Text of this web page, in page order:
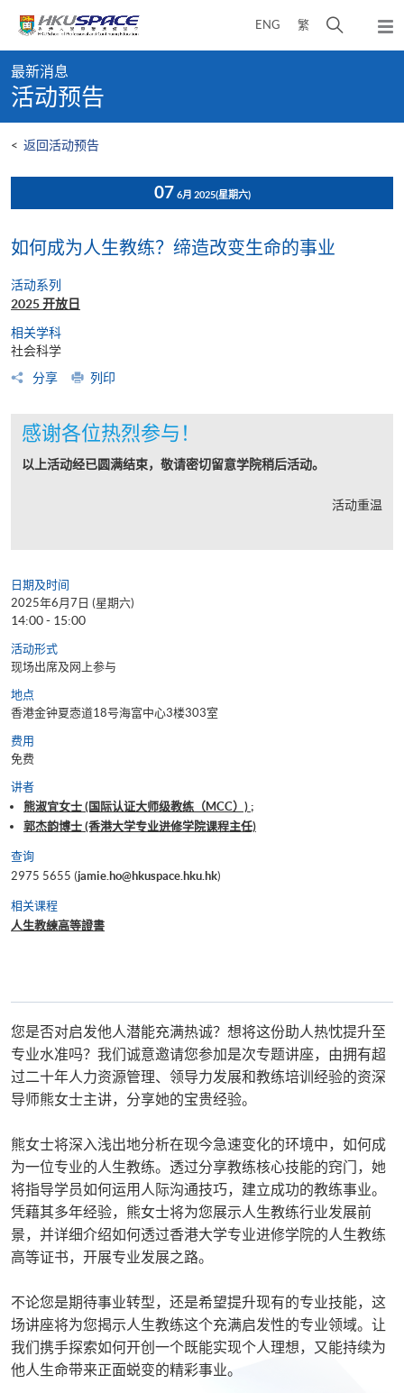
content
ENG 繁
开
弹
出
content
start
最新消息
活动预告
< 返回活动预告
07 6月 2025(星期六)
如何成为人生教练？缔造改变生命的事业
活动系列
2025 开放日
相关学科
社会科学
分享
列印
感谢各位热烈参与！
以上活动经已圆满结束，敬请密切留意学院稍后活动。
活动重温
日期及时间
2025年6月7日 (星期六)
14:00 - 15:00
活动形式
现场出席及网上参与
地点
香港金钟夏悫道18号海富中心3楼303室
费用
免费
讲者
熊淑宜女士 (国际认证大师级教练（MCC）) ;
郭杰韵博士 (香港大学专业进修学院课程主任)
查询
2975 5655 (jamie.ho@hkuspace.hku.hk)
相关课程
人生教練高等證書
您是否对启发他人潜能充满热诚？想将这份助人热忱提升至
专业水准吗？我们诚意邀请您参加是次专题讲座，由拥有超
过二十年人力资源管理、领导力发展和教练培训经验的资深
导师熊女士主讲，分享她的宝贵经验。
熊女士将深入浅出地分析在现今急速变化的环境中，如何成
为一位专业的人生教练。透过分享教练核心技能的窍门，她
将指导学员如何运用人际沟通技巧，建立成功的教练事业。
凭藉其多年经验，熊女士将为您展示人生教练行业发展前
景，并详细介绍如何透过香港大学专业进修学院的人生教练
高等证书，开展专业发展之路。
不论您是期待事业转型，还是希望提升现有的专业技能，这
场讲座将为您揭示人生教练这个充满启发性的专业领域。让
我们携手探索如何开创一个既能实现个人理想，又能持续为
他人生命带来正面蜕变的精彩事业。